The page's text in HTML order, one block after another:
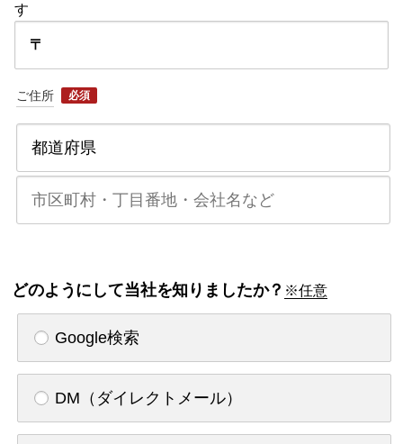
す
〒
ご住所 必須
どのようにして当社を知りましたか？ ※任意
Google検索
DM（ダイレクトメール）